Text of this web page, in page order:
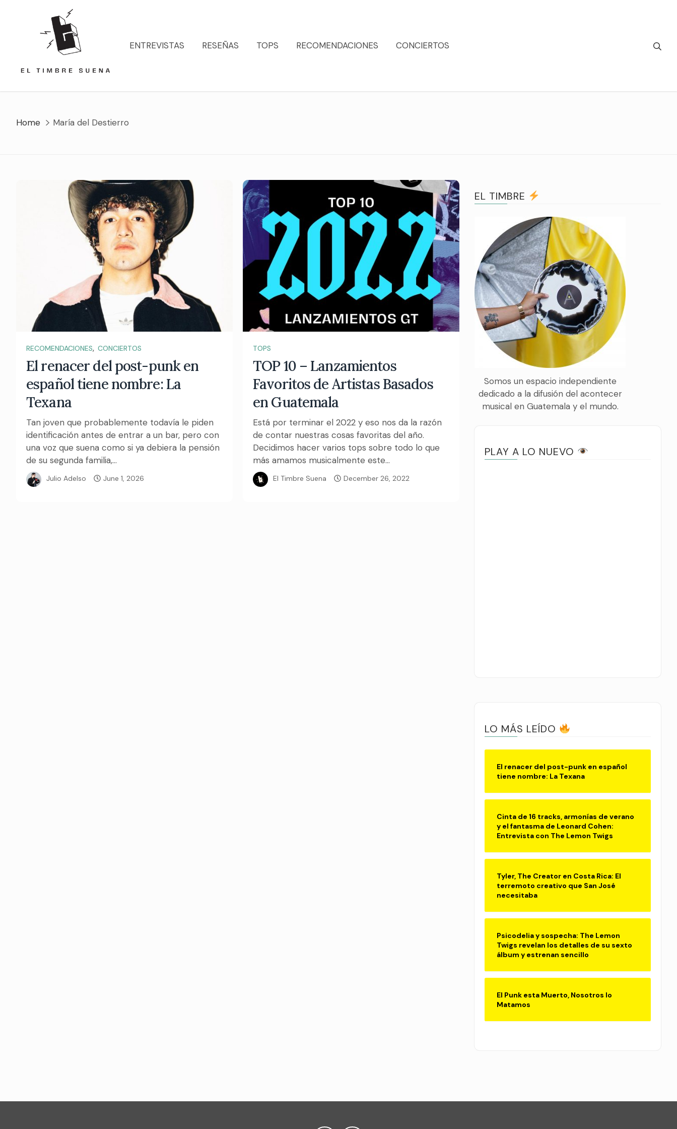
ENTREVISTAS
RESEÑAS TOPS RECOMENDACIONES CONCIERTOS
Home María del Destierro
RECOMENDACIONES, CONCIERTOS
El renacer del post-punk en
español tiene nombre: La
Texana
Tan joven que probablemente todavía le piden
identificación antes de entrar a un bar, pero con
una voz que suena como si ya debiera la pensión
de su segunda familia,...
Julio Adelso June 1, 2026
TOPS
TOP 10 – Lanzamientos
Favoritos de Artistas Basados
en Guatemala
Está por terminar el 2022 y eso nos da la razón
de contar nuestras cosas favoritas del año.
Decidimos hacer varios tops sobre todo lo que
más amamos musicalmente este...
El Timbre Suena December 26, 2022
EL TIMBRE
Somos un espacio independiente
dedicado a la difusión del acontecer
musical en Guatemala y el mundo.
PLAY A LO NUEVO
LO MÁS LEÍDO
El renacer del post-punk en español
tiene nombre: La Texana
Cinta de 16 tracks, armonías de verano
y el fantasma de Leonard Cohen:
Entrevista con The Lemon Twigs
Tyler, The Creator en Costa Rica: El
terremoto creativo que San José
necesitaba
Psicodelia y sospecha: The Lemon
Twigs revelan los detalles de su sexto
álbum y estrenan sencillo
El Punk esta Muerto, Nosotros lo
Matamos